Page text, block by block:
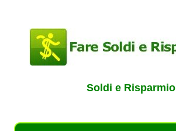
Soldi e Risparmio